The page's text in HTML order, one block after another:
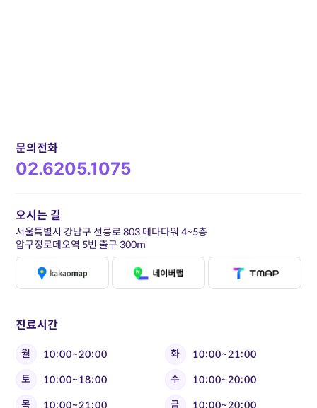
문의전화
02.6205.1075
진료시간
월 10:00~20:00 화
10:00~21:00
토
10:00~18:00 수
10:00~20:00
목
10:00~21:00 금 10:00~20:00
오시는 길
서울특별시 강남구 선릉로 803 메타타워 4~5층
압구정로데오역 5번 출구 300m